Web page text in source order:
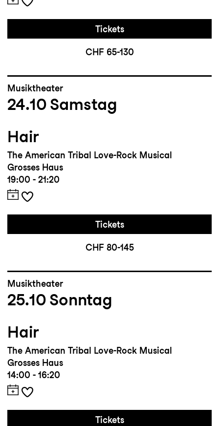
Tickets
CHF 65-130
Musiktheater
24.10 Samstag
Hair
The American Tribal Love-Rock Musical
Grosses Haus
19:00 - 21:20
Tickets
CHF 80-145
Musiktheater
25.10 Sonntag
Hair
The American Tribal Love-Rock Musical
Grosses Haus
14:00 - 16:20
Tickets